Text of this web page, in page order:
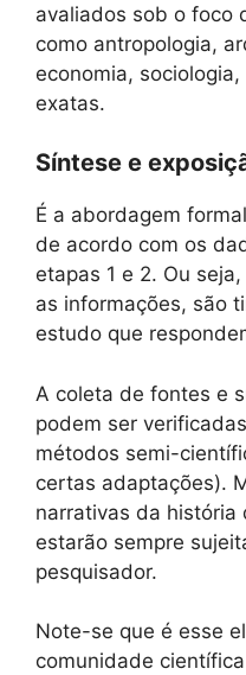
avaliados sob o foco
como antropologia,
economia,
exatas.
Síntese e
É a abordagem
de acordo com os
etapas 1 e 2. Ou
as informações, são
estudo que
A coleta de fontes e
podem ser
métodos semi-
certas adaptações).
narrativas da
estarão sempre
pesquisador.
Note-se que é esse
comunidade